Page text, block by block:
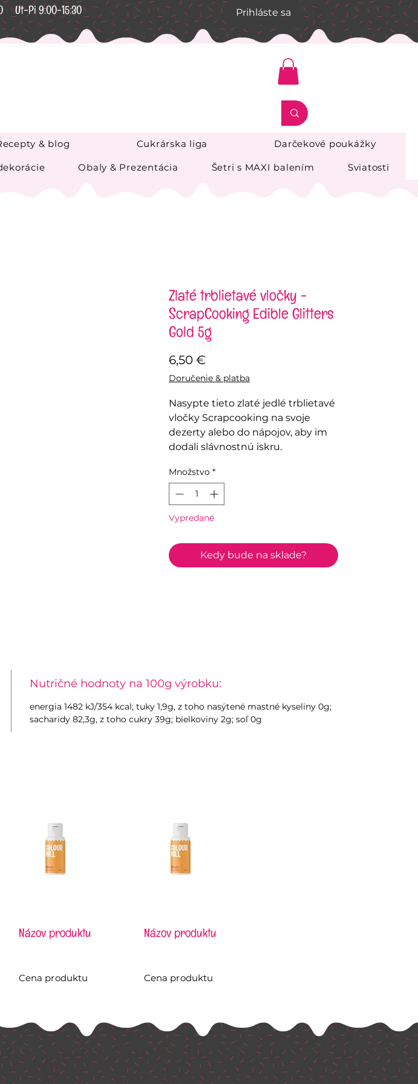
Ut-Pi 9:00-15:30 Prihláste sa
& blog Cukrárska liga Darčekové poukážky
Obaly & Prezentácia Šetri s MAXI balením Sviatosti
Zlaté trblietavé vločky -
ScrapCooking Edible Glitters
Gold 5g
6,50 €
Doručenie & platba
Nasypte tieto zlaté jedlé trblietavé
vločky Scrapcooking na svoje
dezerty alebo do nápojov, aby im
dodali slávnostnú iskru.
Množstvo *
Vypredané
Kedy bude na sklade?
Nutričné hodnoty na 100g výrobku:
energia 1482 kJ/354 kcal; tuky 1,9g, z toho nasýtené mastné kyseliny 0g;
sacharidy 82,3g, z toho cukry 39g; bielkoviny 2g; soľ 0g
Názov produktu
Cena produktu
Názov produktu
Cena produktu